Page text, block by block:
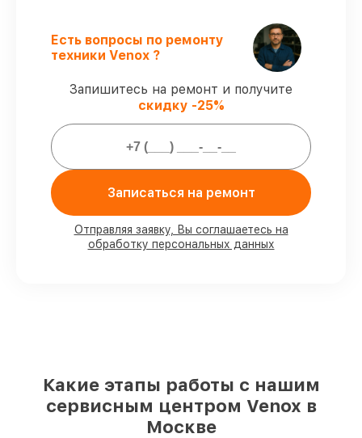
ремонта защищены гарантийной
поддержкой до 3 лет.
Мы гарантируем:
заказов проводим с возможностью
90%
запчастей Venox есть в наличии в
мастерской или на складе в Москве,
Подлинные запчасти Venox и
надёжные аналоги– под любые запросы
Есть вопросы по ремонту
техники Venox ?
Запишитесь на ремонт и получите
скидку -25%
Записаться на ремонт
Отправляя заявку, Вы соглашаетесь на
обработку персональных данных
Какие этапы работы с нашим
сервисным центром Venox в
Москве